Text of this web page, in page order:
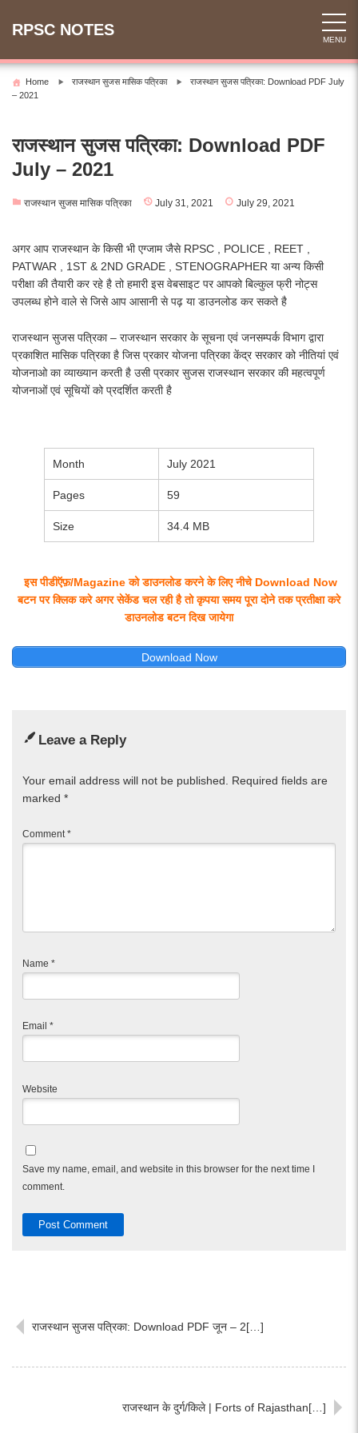
RPSC NOTES
MENU
Home राजस्थान सुजस मासिक पत्रिका
राजस्थान सुजस पत्रिका: Download PDF July
– 2021
राजस्थान सुजस पत्रिका: Download PDF
July – 2021
राजस्थान सुजस मासिक पत्रिका July 31, 2021 July 29, 2021
अगर आप राजस्थान के किसी भी एग्जाम जैसे RPSC , POLICE , REET ,
PATWAR , 1ST & 2ND GRADE , STENOGRAPHER या अन्य किसी
परीक्षा की तैयारी कर रहे है तो हमारी इस वेबसाइट पर आपको बिल्कुल फ्री नोट्स
उपलब्ध होने वाले से जिसे आप आसानी से पढ़ या डाउनलोड कर सकते है
राजस्थान सुजस पत्रिका – राजस्थान सरकार के सूचना एवं जनसम्पर्क विभाग द्वारा
प्रकाशित मासिक पत्रिका है जिस प्रकार योजना पत्रिका केंद्र सरकार को नीतियां एवं
योजनाओ का व्याख्यान करती है उसी प्रकार सुजस राजस्थान सरकार की महत्वपूर्ण
योजनाओं एवं सूचियों को प्रदर्शित करती है
Month July 2021
Pages 59
Size 34.4 MB
इस पीडीऍफ़/Magazine को डाउनलोड करने के लिए नीचे Download Now
बटन पर क्लिक करे अगर सेकेंड चल रही है तो कृपया समय पूरा दोने तक प्रतीक्षा करे
डाउनलोड बटन दिख जायेगा
Download Now
Leave a Reply
Your email address will not be published.
Required fields are
marked *
Comment *
Name *
Email *
Website
Save my name, email, and website in this browser for the next time I
comment.
राजस्थान सुजस पत्रिका: Download PDF जून – 2[…]
राजस्थान के दुर्ग/किले | Forts of Rajasthan[…]